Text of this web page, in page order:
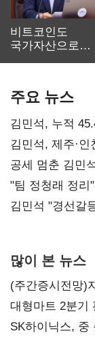
비트코인도
국가자산으로…'
주요 뉴스
김민석, 누적
0.86%p(2보)
김민석, 제주·
공세 멈춘 김민
"팀 정청래 정
다툼 격화
김민석 "경선갈
많이 본 뉴스
(주간증시전망)
대형마트 2분기
SK하이닉스, 중